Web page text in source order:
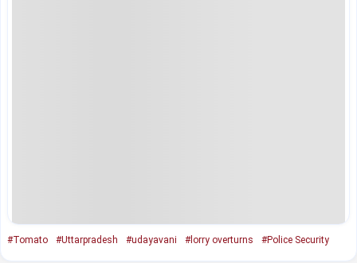
#Tomato #Uttarpradesh #udayavani #lorry overturns #Police Security